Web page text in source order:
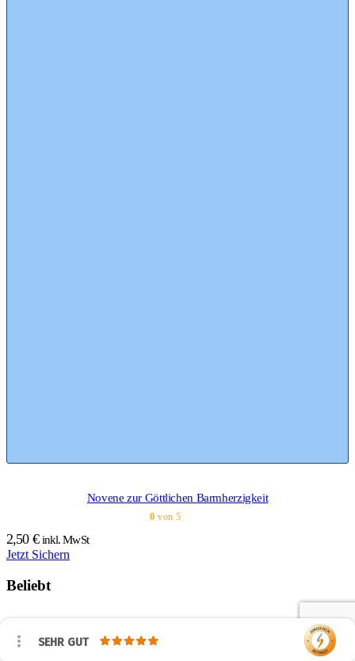
Novene zur Göttlichen Barmherzigkeit
0 von 5
2,50 € inkl. MwSt
Jetzt Sichern
Beliebt
SEHR GUT